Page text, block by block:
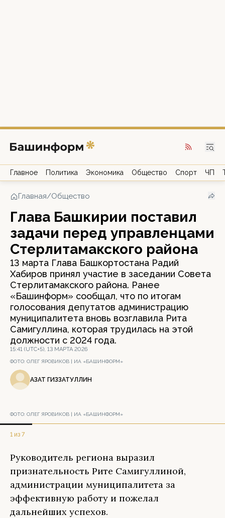
Главное Политика Экономика Общество Спорт ЧП
Главная/Общество
Глава Башкирии поставил
задачи перед управленцами
Стерлитамакского района
13 марта Глава Башкортостана Радий
Хабиров принял участие в заседании Совета
Стерлитамакского района. Ранее
«Башинформ» сообщал, что по итогам
голосования депутатов администрацию
муниципалитета вновь возглавила Рита
Самигуллина, которая трудилась на этой
должности с 2024 года.
15:41 (UTC+5), 13 МАРТА 2026
ФОТО: ОЛЕГ ЯРОВИКОВ | ИА «БАШИНФОРМ»
АЗАТ ГИЗЗАТУЛЛИН
ФОТО: ОЛЕГ ЯРОВИКОВ | ИА «БАШИНФОРМ»
1 из 7
Руководитель региона выразил
признательность Рите Самигуллиной,
администрации муниципалитета за
эффективную работу и пожелал
дальнейших успехов.